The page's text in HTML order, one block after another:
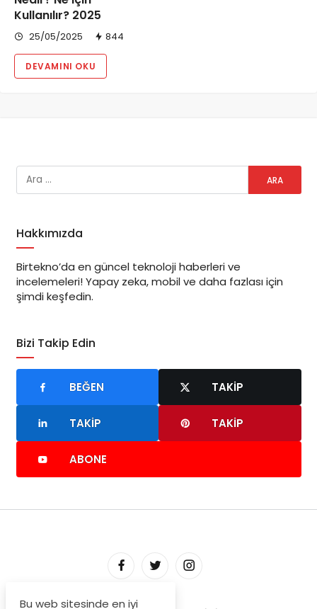
Kullanılır? 2025
25/05/2025 844
DEVAMINI OKU
Hakkımızda
Birtekno’da en güncel teknoloji haberleri ve
incelemeleri! Yapay zeka, mobil ve daha fazlası için
şimdi keşfedin.
Bizi Takip Edin
BEĞEN TAKIP
TAKIP TAKIP
ABONE
Bu web sitesinde en iyi